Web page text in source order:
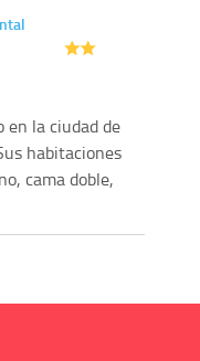
en la ciudad de
habitaciones
cama doble,